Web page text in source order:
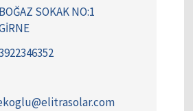
SOKAK NO:1